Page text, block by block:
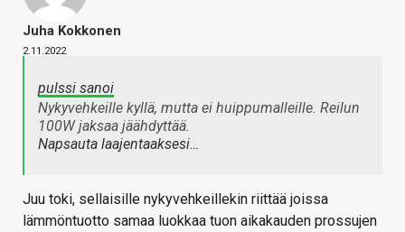
Juha Kokkonen
2.11.2022
pulssi sanoi
Nykyvehkeille kyllä, mutta ei huippumalleille. Reilun
100W jaksaa jäähdyttää.
Napsauta laajentaaksesi…
Juu toki, sellaisille nykyvehkeillekin riittää joissa
lämmöntuotto samaa luokkaa tuon aikakauden prossujen